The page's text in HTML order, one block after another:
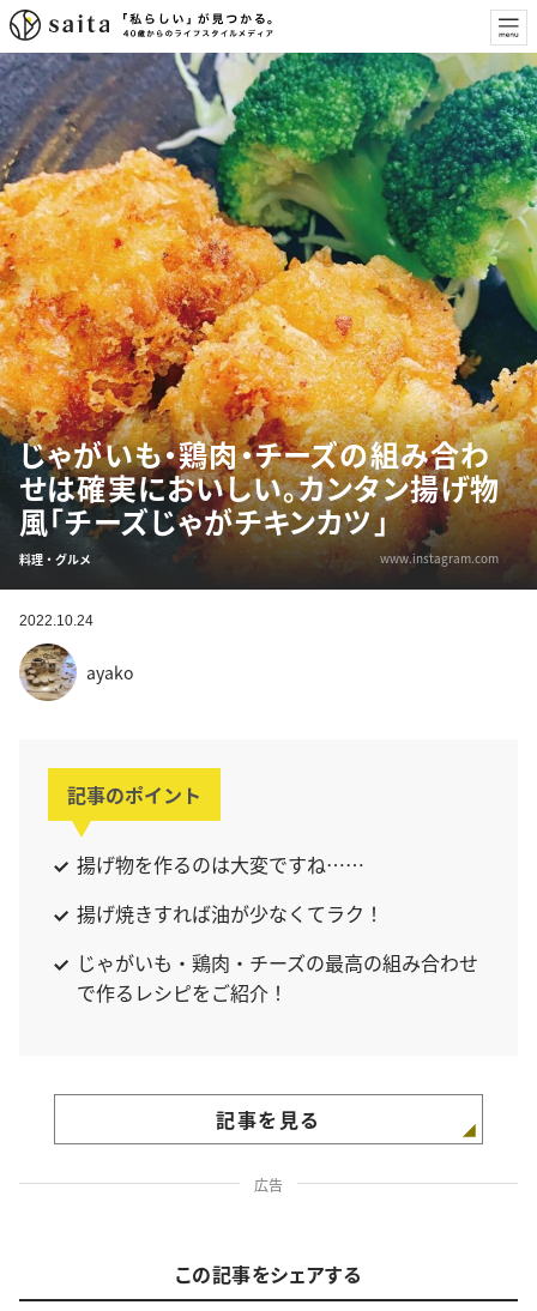
じゃがいも・鶏肉・チーズの組み合わ
せは確実においしい。カンタン揚げ物
風「チーズじゃがチキンカツ」
料理・グルメ www.instagram.com
2022.10.24
ayako
記事のポイント
揚げ物を作るのは大変ですね……
揚げ焼きすれば油が少なくてラク！
じゃがいも・鶏肉・チーズの最高の組み合わせ
で作るレシピをご紹介！
記事を見る
広告
この記事をシェアする